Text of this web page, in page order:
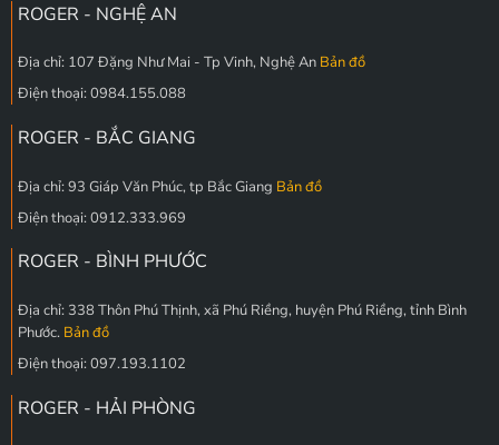
ROGER - NGHỆ AN
Địa chỉ: 107 Đặng Như Mai - Tp Vinh, Nghệ An Bản đồ
Điện thoại: 0984.155.088
ROGER - BẮC GIANG
Địa chỉ: 93 Giáp Văn Phúc, tp Bắc Giang Bản đồ
Điện thoại: 0912.333.969
ROGER - BÌNH PHƯỚC
Địa chỉ: 338 Thôn Phú Thịnh, xã Phú Riềng, huyện Phú Riềng, tỉnh Bình
Phước. Bản đồ
Điện thoại: 097.193.1102
ROGER - HẢI PHÒNG